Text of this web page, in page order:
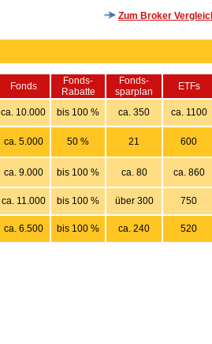
Zum Broker
Fonds
Fonds-
Rabatte
Fonds-
sparplan
ETFs
ca. 10.000 bis 100 % ca. 350 ca. 1100
ca. 5.000 50 % 21 600
ca. 9.000 bis 100 % ca. 80 ca. 860
ca. 11.000 bis 100 % über 300 750
ca. 6.500 bis 100 % ca. 240 520